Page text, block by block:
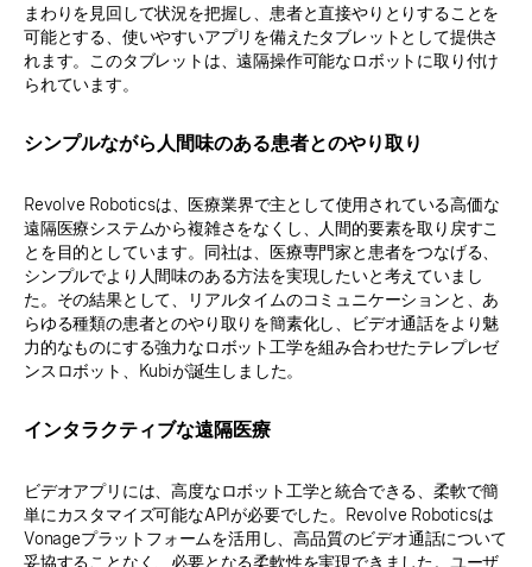
まわりを見回して状況を把握し、患者と直接やりとりすることを
可能とする、使いやすいアプリを備えたタブレットとして提供さ
れます。このタブレットは、遠隔操作可能なロボットに取り付け
られています。
シンプルながら人間味のある患者とのやり取り
Revolve Roboticsは、医療業界で主として使用されている高価な
遠隔医療システムから複雑さをなくし、人間的要素を取り戻すこ
とを目的としています。同社は、医療専門家と患者をつなげる、
シンプルでより人間味のある方法を実現したいと考えていまし
た。その結果として、リアルタイムのコミュニケーションと、あ
らゆる種類の患者とのやり取りを簡素化し、ビデオ通話をより魅
力的なものにする強力なロボット工学を組み合わせたテレプレゼ
ンスロボット、Kubiが誕生しました。
インタラクティブな遠隔医療
ビデオアプリには、高度なロボット工学と統合できる、柔軟で簡
単にカスタマイズ可能なAPIが必要でした。Revolve Roboticsは
Vonageプラットフォームを活用し、高品質のビデオ通話について
妥協することなく、必要となる柔軟性を実現できました。ユーザ